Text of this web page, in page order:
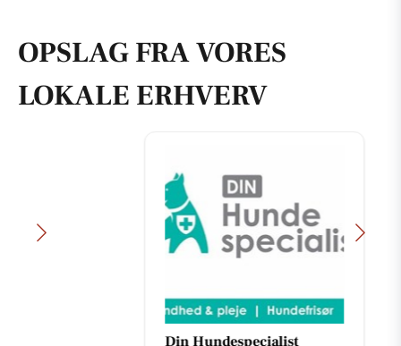
OPSLAG FRA VORES
LOKALE ERHVERV
Din Hundespecialist